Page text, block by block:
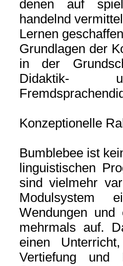
denen auf
handelnd
Lernen
Grundlagen der
in der
Didaktik-
Konzeptionelle
Bumblebee ist
linguistischen
sind vielmehr
Modulsystem
Wendungen und
mehrmals auf.
einen
Vertiefung und